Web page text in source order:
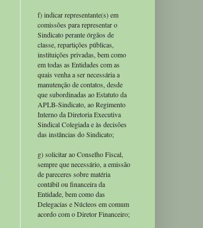
f) indicar representante(s) em
comissões para representar o
Sindicato perante órgãos de
classe, repartições públicas,
instituições privadas, bem como
em todas as Entidades com as
quais venha a ser necessária a
manutenção de contatos, desde
que subordinadas ao Estatuto da
APLB-Sindicato, ao Regimento
Interno da Diretoria Executiva
Sindical Colegiada e às decisões
das instâncias do Sindicato;
g) solicitar ao Conselho Fiscal,
sempre que necessário, a emissão
de pareceres sobre matéria
contábil ou financeira da
Entidade, bem como das
Delegacias e Núcleos em comum
acordo com o Diretor Financeiro;